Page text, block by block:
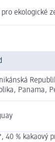
ekologické
Panama,
40 % kakaový